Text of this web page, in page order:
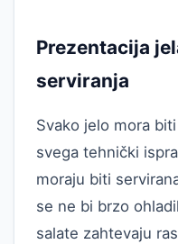
Prezentacija
serviranja
Svako jelo mora
svega tehnički
moraju biti
se ne bi brzo
salate zahtevaju